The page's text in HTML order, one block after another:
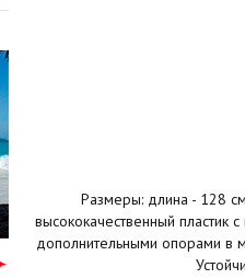
Размеры: длина - 128
высококачественный пластик
дополнительными опорами в